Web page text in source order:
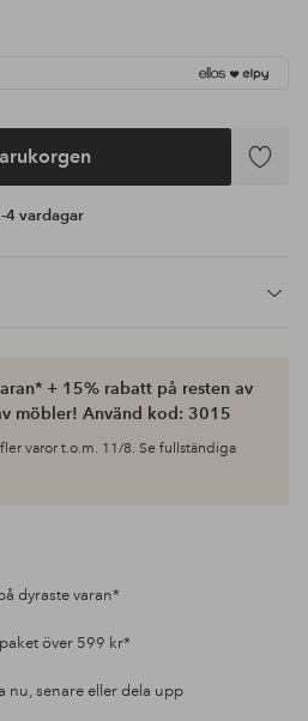
Lägg
4 vardagar
+ 15% rabatt på resten av
möbler! Använd kod: 3015
varor t.o.m. 11/8. Se fullständiga
dyraste varan*
över 599 kr*
nu, senare eller dela upp